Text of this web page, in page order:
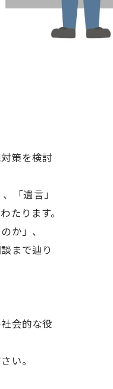
策を検討
「遺言」
たります。
か」、
まで辿り
会的な役
い。